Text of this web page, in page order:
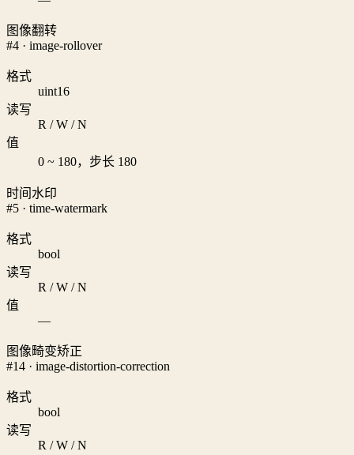
图像翻转
#4 · image-rollover
格式
uint16
读写
R / W / N
值
0 ~ 180，步长 180
时间水印
#5 · time-watermark
格式
bool
读写
R / W / N
值
—
图像畸变矫正
#14 · image-distortion-correction
格式
bool
读写
R / W / N